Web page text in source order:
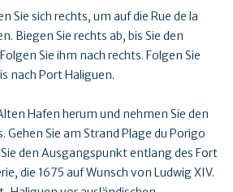
Sie sich rechts, um auf die Rue de la
Biegen Sie rechts ab, bis Sie den
Sie ihm nach rechts. Folgen Sie
nach Port Haliguen.
Hafen herum und nehmen Sie den
Gehen Sie am Strand Plage du Porigo
den Ausgangspunkt entlang des Fort
die 1675 auf Wunsch von Ludwig XIV.